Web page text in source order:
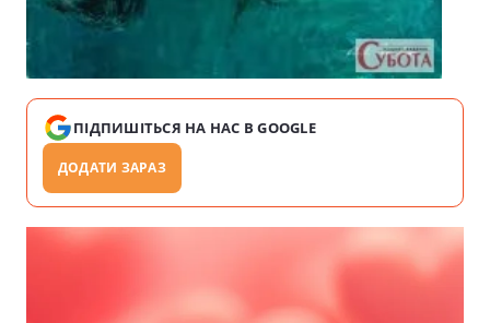
ПІДПИШІТЬСЯ НА НАС В GOOGLE
ДОДАТИ ЗАРАЗ